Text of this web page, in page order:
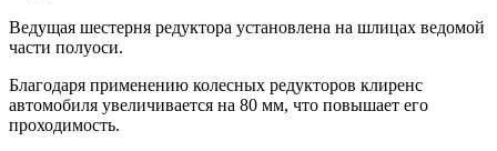
Ведущая шестерня редуктора установлена на шлицах ведомой
части полуоси.
Благодаря применению колесных редукторов клиренс
автомобиля увеличивается на 80 мм, что повышает его
проходимость.